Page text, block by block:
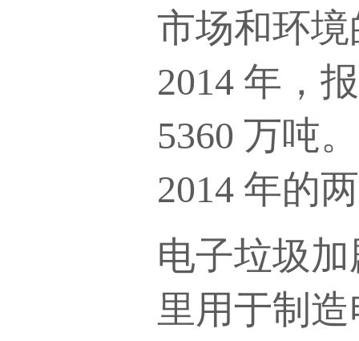
市场和环
2014 年，
5360 万吨
2014 年的
电子垃圾
里用于制